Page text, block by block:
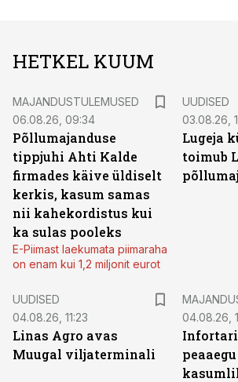
HETKEL KUUM
MAJANDUSTULEMUSED
06.08.26, 09:34
Põllumajanduse
tippjuhi Ahti Kalde
firmades käive üldiselt
kerkis, kasum samas
nii kahekordistus kui
ka sulas pooleks
E-Piimast laekumata piimaraha
on enam kui 1,2 miljonit eurot
UUDISED
03.08.26,
Lugeja
toimub
UUDISED
04.08.26, 11:23
Linas Agro avas
Muugal viljaterminali
04.08.26,